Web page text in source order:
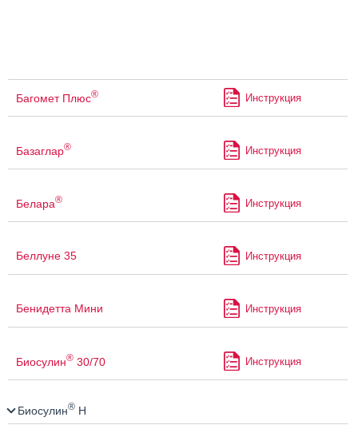
Багомет Плюс® Инструкция
Базаглар® Инструкция
Белара® Инструкция
Беллуне 35 Инструкция
Бенидетта Мини Инструкция
Биосулин® 30/70 Инструкция
Биосулин® Н